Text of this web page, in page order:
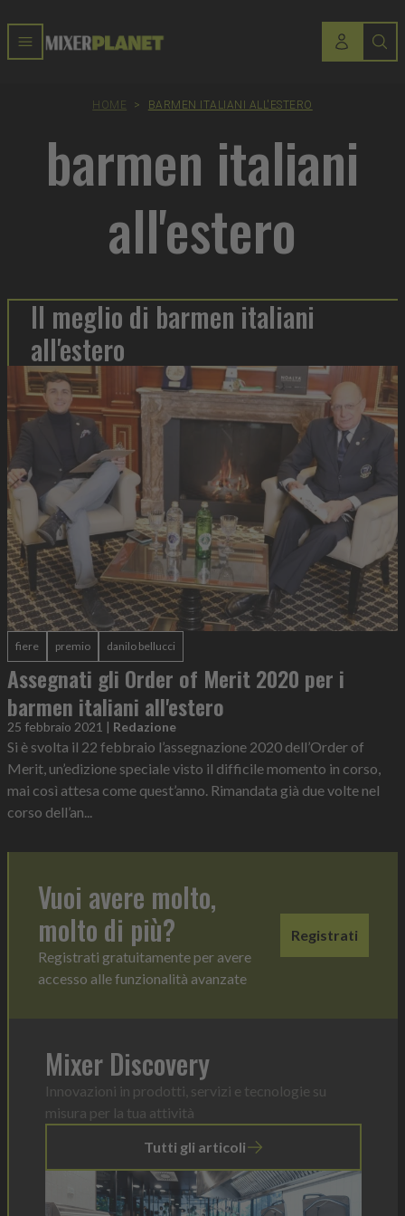
HOME > BARMEN ITALIANI ALL'ESTERO
barmen italiani
all'estero
Il meglio di barmen italiani
all'estero
fiere premio danilo bellucci
Assegnati gli Order of Merit 2020 per i
barmen italiani all'estero
25 febbraio 2021 | Redazione
Si è svolta il 22 febbraio l’assegnazione 2020 dell’Order of
Merit, un’edizione speciale visto il difficile momento in corso,
mai così attesa come quest’anno. Rimandata già due volte nel
corso dell’an...
Vuoi avere molto,
molto di più?
Registrati gratuitamente per avere
accesso alle funzionalità avanzate
Registrati
Mixer Discovery
Innovazioni in prodotti, servizi e tecnologie su
misura per la tua attività
Tutti gli articoli